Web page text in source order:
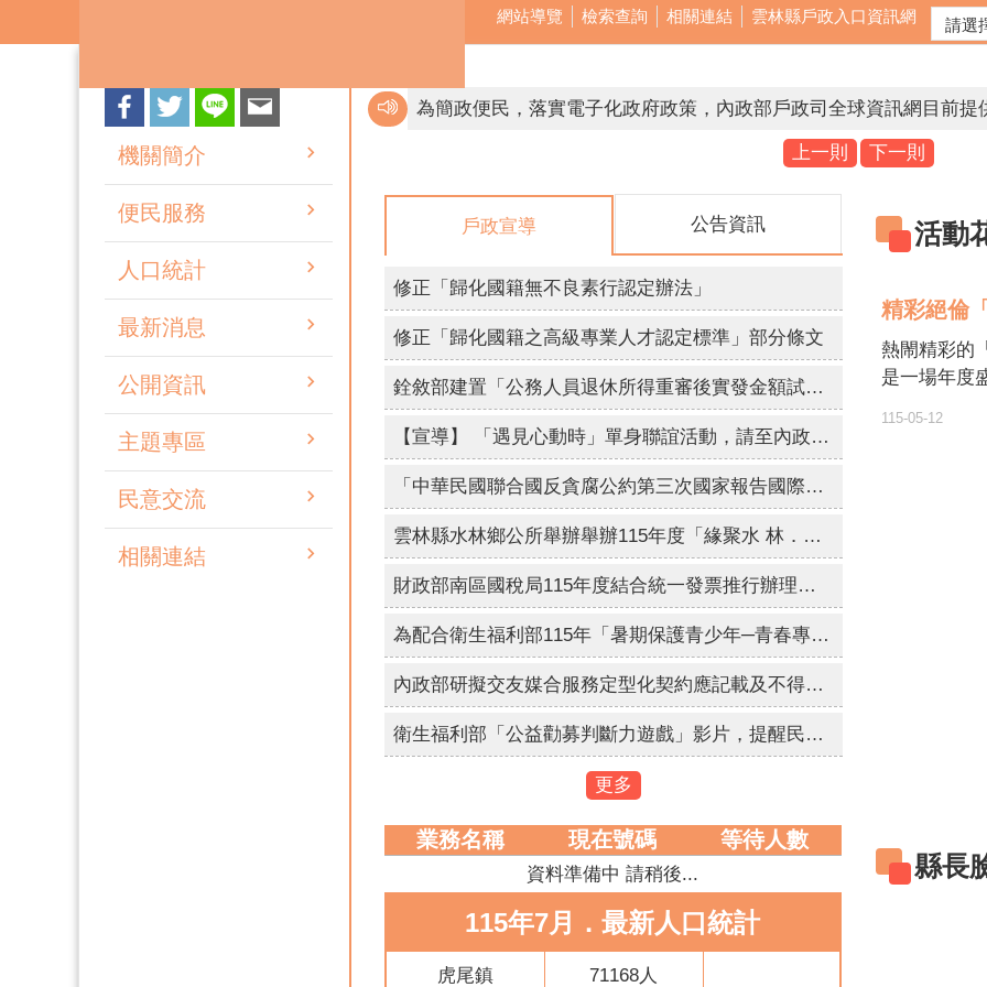
網站導覽 檢索查詢 相關連結 雲林縣戶政入口資訊網
機關簡介
便民服務
人口統計
最新消息
公開資訊
主題專區
民意交流
相關連結
不買票、不賣票 法務部檢舉賄選專線0800-024-099。
不買票、不賣票 法務部檢舉賄選專線0800-024-099。
檢舉賄選 人人有責 檢舉專線0800024099 檢舉獎金最高新台幣1500萬
互傳裸露私密照已觸法，拒絕兒少性剝削，不拍、不持有、不下載
網路旅程，不留傷痕，防治數位性暴力「iWIN網路內容防護機構」
上一則 下一則
戶政宣導 公告資訊
修正「歸化國籍無不良素行認定辦法」
修正「歸化國籍之高級專業人才認定標準」部分條文
銓敘部建置「公務人員退休所得重審後實發金額試算器」，請退休人員多加利用。
【宣導】 「遇見心動時」單身聯誼活動，請至內政部戶政司全球資訊網查詢。
「中華民國聯合國反貪腐公約第三次國家報告國際審查會議」訂於115年8月24日至28日舉辦。
雲林縣水林鄉公所舉辦舉辦115年度「緣聚水 林．幸福同行」未婚員工暨環境教育聯誼活動，歡迎符合資格之未婚教職員工踴躍報名參加。
財政部南區國稅局115年度結合統一發票推行辦理全國性重大施政「統一發票兌獎APP(新版)全國推廣活動」，活動時間: 115年7月14日上午10時至9月30日下午6時止，歡迎踴躍參加。
為配合衛生福利部115年「暑期保護青少年─青春專案」，進行維護青少年健康成長環境與犯罪預防宣導。
內政部研擬交友媒合服務定型化契約應記載及不得記載事項，自115年9月1日生效實施。
衛生福利部「公益勸募判斷力遊戲」影片，提醒民眾於捐款前多加利用「公益勸募管理系統」查詢。
更多
活動
精彩絕倫
115-05-12
熱閙精彩的
是一場年度
我們一起從
業務名稱 現在號碼 等待人數
資料準備中 請稍後...
115年7月．最新人口統計
虎尾鎮 71168人
縣長